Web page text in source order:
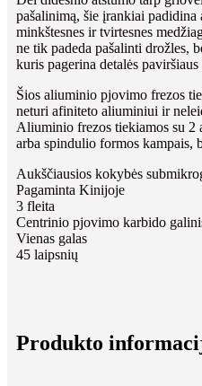
pašalinimą, šie įrankiai
minkštesnes ir tvirtesnes
ne tik padeda pašalinti drožles,
kuris pagerina detalės paviršiaus
Šios aliuminio pjovimo frezos
neturi afiniteto aliuminiui ir
Aliuminio frezos tiekiamos su 2
arba spindulio formos kampais,
Aukščiausios kokybės
Pagaminta Kinijoje
3 fleita
Centrinio pjovimo karbido
Vienas galas
45 laipsnių
Produkto